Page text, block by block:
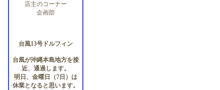
店主のコーナー
企画部
台風13号ドルフィン
台風が沖縄本島地方を接
近、通過します。
明日、金曜日（7日）は
休業となると思います。